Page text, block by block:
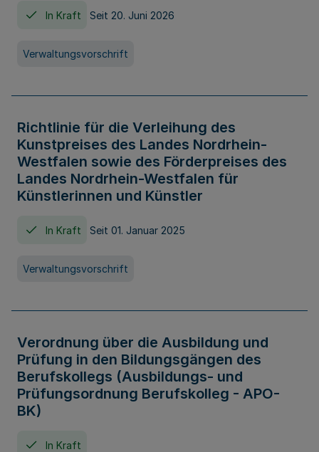
In Kraft Seit 20. Juni 2026
Verwaltungsvorschrift
Richtlinie für die Verleihung des
Kunstpreises des Landes Nordrhein-
Westfalen sowie des Förderpreises des
Landes Nordrhein-Westfalen für
Künstlerinnen und Künstler
In Kraft Seit 01. Januar 2025
Verwaltungsvorschrift
Verordnung über die Ausbildung und
Prüfung in den Bildungsgängen des
Berufskollegs (Ausbildungs- und
Prüfungsordnung Berufskolleg - APO-
BK)
In Kraft